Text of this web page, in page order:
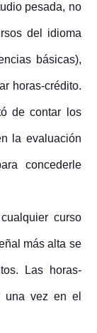
pesada, no
del idioma
básicas),
horas-crédito.
de contar los
la evaluación
concederle
curso
más alta se
Las horas-
una vez en el